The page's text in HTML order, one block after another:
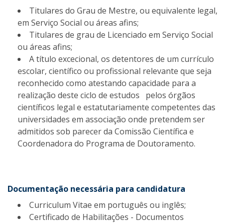
Titulares do Grau de Mestre, ou equivalente legal,
em Serviço Social ou áreas afins;
Titulares de grau de Licenciado em Serviço Social
ou áreas afins;
A título excecional, os detentores de um currículo
escolar, científico ou profissional relevante que seja
reconhecido como atestando capacidade para a
realização deste ciclo de estudos pelos órgãos
científicos legal e estatutariamente competentes das
universidades em associação onde pretendem ser
admitidos sob parecer da Comissão Científica e
Coordenadora do Programa de Doutoramento.
Documentação necessária para candidatura
Curriculum Vitae em português ou inglês;
Certificado de Habilitações - Documentos